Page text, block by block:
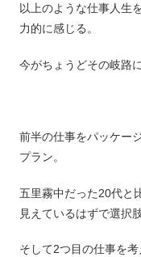
以上のような仕事人生
力的に感じる。
今がちょうどその岐路
前半の仕事をパッケー
プラン。
五里霧中だった20代と
見えているはずで選択
そして2つ目の仕事を